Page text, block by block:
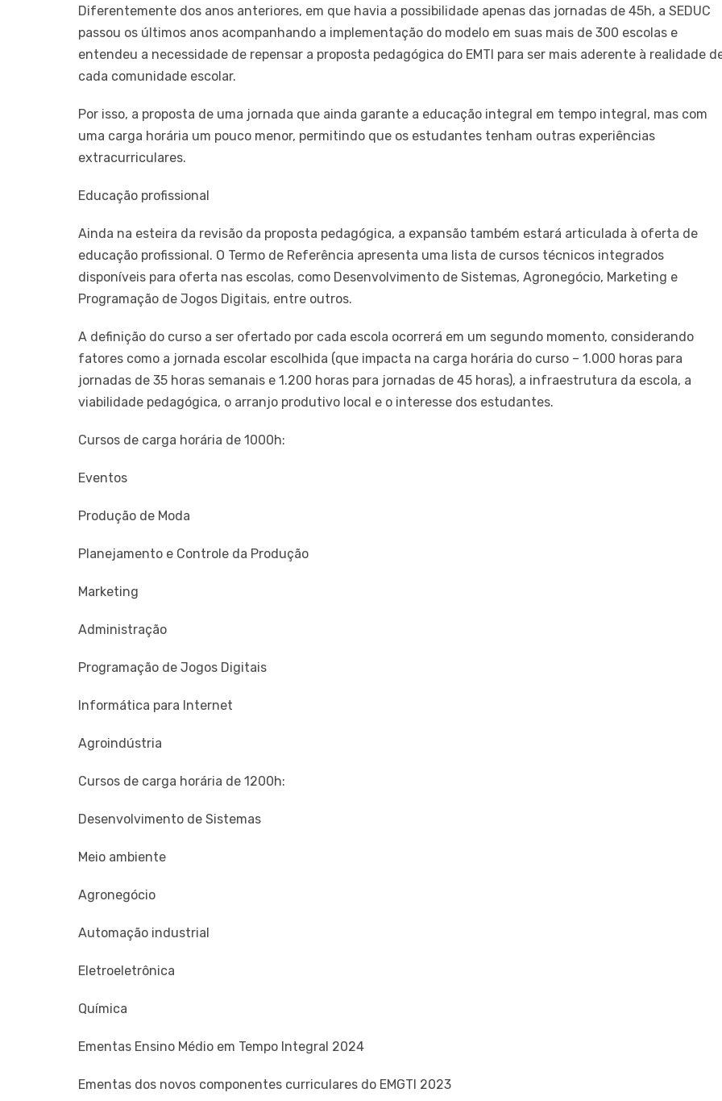
Diferentemente dos anos anteriores, em que havia a possibilidade apenas das jornadas de 45h, a SEDUC
passou os últimos anos acompanhando a implementação do modelo em suas mais de 300 escolas e
entendeu a necessidade de repensar a proposta pedagógica do EMTI para ser mais aderente à realidade
cada comunidade escolar.
Por isso, a proposta de uma jornada que ainda garante a educação integral em tempo integral, mas com
uma carga horária um pouco menor, permitindo que os estudantes tenham outras experiências
extracurriculares.
Educação profissional
Ainda na esteira da revisão da proposta pedagógica, a expansão também estará articulada à oferta de
educação profissional. O Termo de Referência apresenta uma lista de cursos técnicos integrados
disponíveis para oferta nas escolas, como Desenvolvimento de Sistemas, Agronegócio, Marketing e
Programação de Jogos Digitais, entre outros.
A definição do curso a ser ofertado por cada escola ocorrerá em um segundo momento, considerando
fatores como a jornada escolar escolhida (que impacta na carga horária do curso – 1.000 horas para
jornadas de 35 horas semanais e 1.200 horas para jornadas de 45 horas), a infraestrutura da escola, a
viabilidade pedagógica, o arranjo produtivo local e o interesse dos estudantes.
Cursos de carga horária de 1000h:
Eventos
Produção de Moda
Planejamento e Controle da Produção
Marketing
Administração
Programação de Jogos Digitais
Informática para Internet
Agroindústria
Cursos de carga horária de 1200h:
Desenvolvimento de Sistemas
Meio ambiente
Agronegócio
Automação industrial
Eletroeletrônica
Química
Ementas Ensino Médio em Tempo Integral 2024
Ementas dos novos componentes curriculares do EMGTI 2023